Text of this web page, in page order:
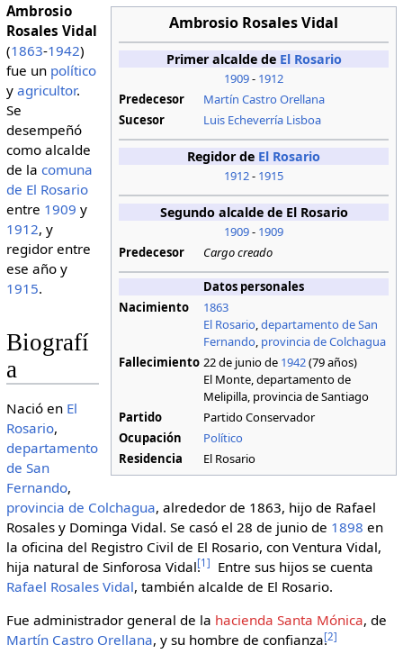
Ambrosio Rosales Vidal
Primer alcalde de El Rosario
1909- 1912
Predecesor
Martín Castro Orellana
Sucesor
Luis Echeverría Lisboa
Regidor de El Rosario
1912- 1915
Segundo alcalde de El Rosario
1909- 1909
Predecesor
Cargo creado
Datos personales
Nacimiento
1863
El Rosario,departamento de San
Fernando, provincia de Colchagua
Fallecimiento 22 de junio de 1942(79 años)
El Monte, departamento de
Melipilla, provincia de Santiago
Partido
Partido Conservador
Ocupación
Político
Residencia
El Rosario
Ambrosio
Rosales Vidal
(1863-1942)
fue un político
y agricultor.
Se
desempeñó
como alcalde
de la comuna
de El Rosario
entre 1909 y
1912, y
regidor entre
ese año y
1915.
Biografí
a
Nació en El
Rosario,
departamento
de San
Fernando,
provincia de Colchagua, alrededor de 1863, hijo de Rafael
Rosales y Dominga Vidal. Se casó el 28 de junio de 1898 en
la oficina del Registro Civil de El Rosario, con Ventura Vidal,
hija natural de Sinforosa Vidal.[1 ]
Entre sus hijos se cuenta
Rafael Rosales Vidal, también alcalde de El Rosario.
Fue administrador general de la hacienda Santa Mónica, de
Martín Castro Orellana, y su hombre de confianza.[2]